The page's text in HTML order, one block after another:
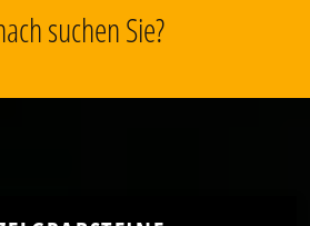
suchen Sie?